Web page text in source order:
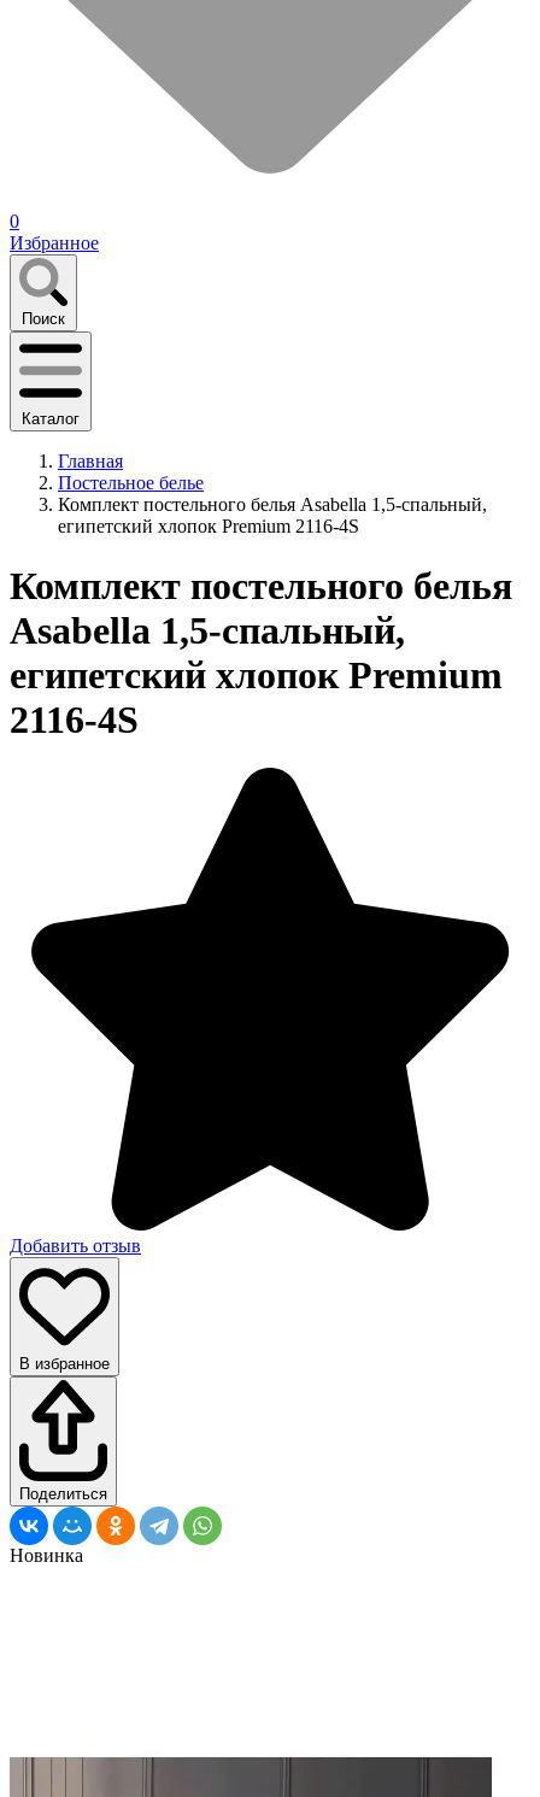
0
Избранное
Поиск
Каталог
Главная
Постельное белье
Комплект постельного белья Asabella 1,5-спальный,
египетский хлопок Premium 2116-4S
Комплект постельного белья
Asabella 1,5-спальный,
египетский хлопок Premium
2116-4S
Добавить отзыв
В избранное
Поделиться
Новинка